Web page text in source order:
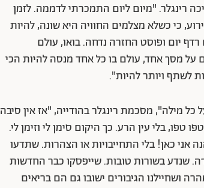
רינגלר. "מיום ליום התמכרתי לדממה. לזמן
כי כשלא מצלמים החוויה היא שונה, להיות
יום ופוסט החזרה נדחה. בואו, עולם
מסך אחד, עולם בו כל אחד מנסה להיות הכי
לשתף ויותר להיות".
מילה", מסכמת רינגלר בהודייה, "אז אין סיבה
בלי עין הרע. כך היקום סימן לי וזימן לי.
אני כאן! בלי התחייבויות או הצהרות. שתדעו
שנדע בשורות טובות. שייפסקו כבר החדשות
ושחיילנו הגיבורים ישובו גם הם בריאים